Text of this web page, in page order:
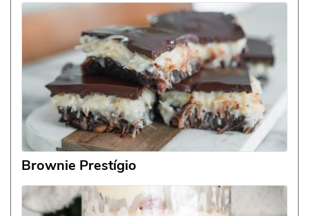
Brownie Prestígio